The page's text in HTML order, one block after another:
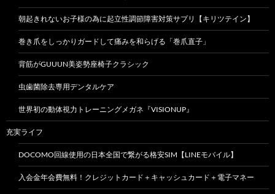
朝起きれないお子様の為に起立性調節障害対策サプリ【キリツテイン】
巻き爪をしっかりガードして痛みを和らげる「巻爪直子」
背筋がGUUUN美姿勢座椅子クラシック
虫歯菌除去専用デンタルケア
世界初の動体視力トレーニングメガネ『VISIONUP』
充実ライフ
DOCOMO回線使用の日本全国で繋がる格安SIM【LINEモバイル】
入会金年会費無料！クレジットカード＋キャッシュカード＋電子マネー